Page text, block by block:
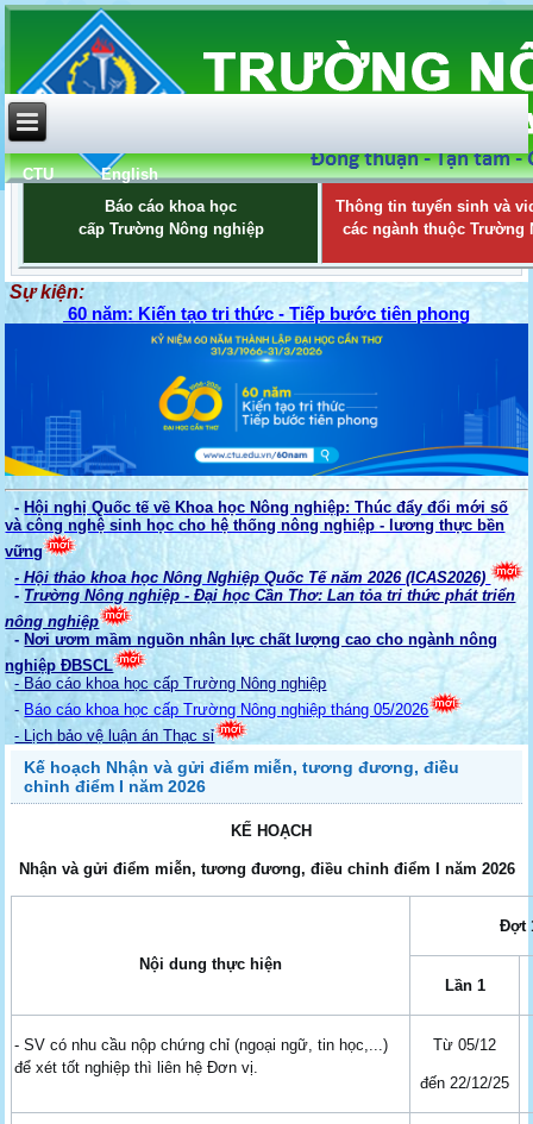
CTU
English
Báo cáo khoa học
cấp Trường Nông nghiệp
Thông tin tuyển sinh và
các ngành thuộc Trường
Sự kiện:
60 năm: Kiến tạo tri thức - Tiếp bước tiên phong
- Hội nghị Quốc tế về Khoa học Nông nghiệp: Thúc đẩy đổi mới số
và công nghệ sinh học cho hệ thống nông nghiệp - lương thực bền
vững
- Hội thảo khoa học Nông Nghiệp Quốc Tế năm 2026 (ICAS2026)
- Trường Nông nghiệp - Đại học Cần Thơ: Lan tỏa tri thức phát triển
nông nghiệp
- Nơi ươm mầm nguồn nhân lực chất lượng cao cho ngành nông
nghiệp ĐBSCL
- Báo cáo khoa học cấp Trường Nông nghiệp
- Báo cáo khoa học cấp Trường Nông nghiệp tháng 05/2026
- Lịch bảo vệ luận án Thạc sỉ
Kế hoạch Nhận và gửi điểm miễn, tương đương, điều
chỉnh điểm I năm 2026
KẾ HOẠCH
Nhận và gửi điểm miễn, tương đương, điều chỉnh điểm I năm 2026
Nội dung thực hiện
Đợt
Lần 1
- SV có nhu cầu nộp chứng chỉ (ngoại ngữ, tin học,...)
để xét tốt nghiệp thì liên hệ Đơn vị.
Từ 05/12
đến 22/12/25